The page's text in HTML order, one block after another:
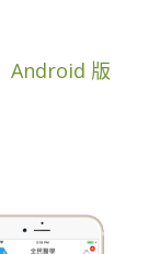
Android 版